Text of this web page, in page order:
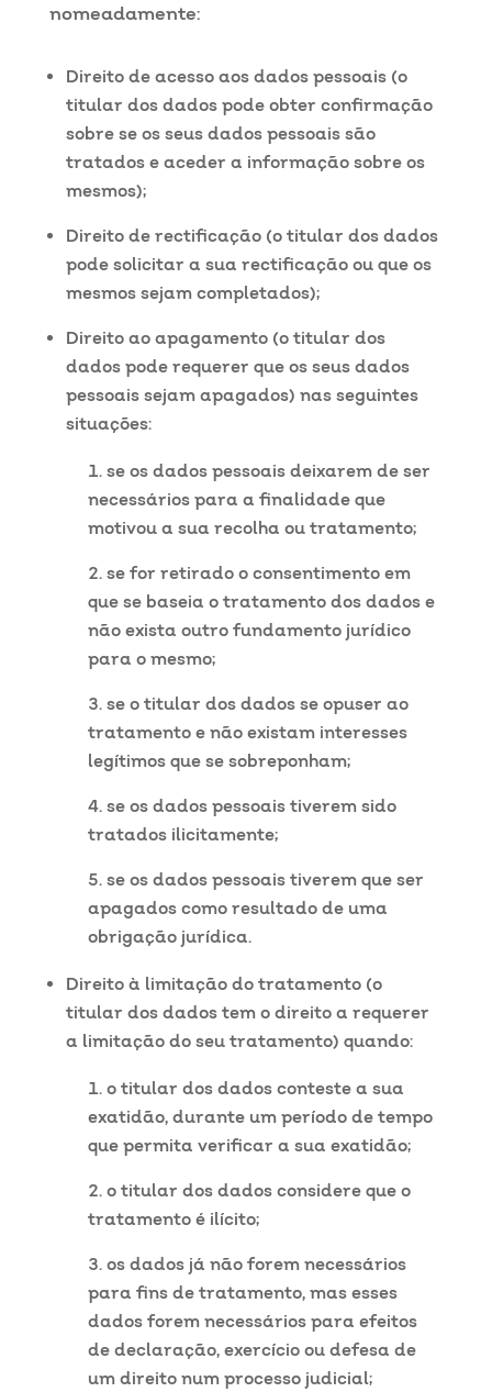
nomeadamente:
Direito de acesso aos dados pessoais (o
titular dos dados pode obter confirmação
sobre se os seus dados pessoais são
tratados e aceder a informação sobre os
mesmos);
Direito de rectificação (o titular dos dados
pode solicitar a sua rectificação ou que os
mesmos sejam completados);
Direito ao apagamento (o titular dos
dados pode requerer que os seus dados
pessoais sejam apagados) nas seguintes
situações:
se os dados pessoais deixarem de ser
necessários para a finalidade que
motivou a sua recolha ou tratamento;
se for retirado o consentimento em
que se baseia o tratamento dos dados e
não exista outro fundamento jurídico
para o mesmo;
se o titular dos dados se opuser ao
tratamento e não existam interesses
legítimos que se sobreponham;
se os dados pessoais tiverem sido
tratados ilicitamente;
se os dados pessoais tiverem que ser
apagados como resultado de uma
obrigação jurídica.
Direito à limitação do tratamento (o
titular dos dados tem o direito a requerer
a limitação do seu tratamento) quando:
o titular dos dados conteste a sua
exatidão, durante um período de tempo
que permita verificar a sua exatidão;
o titular dos dados considere que o
tratamento é ilícito;
os dados já não forem necessários
para fins de tratamento, mas esses
dados forem necessários para efeitos
de declaração, exercício ou defesa de
um direito num processo judicial;